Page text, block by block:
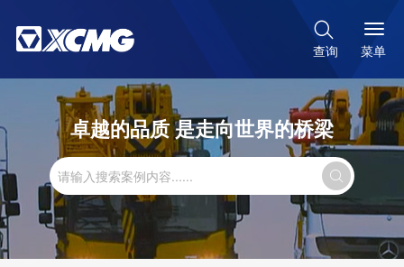

查询 菜单
卓越的品质 是走向世界的桥梁
